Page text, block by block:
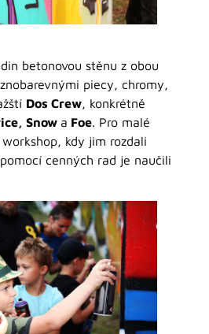
betonovou stěnu z obou
piecy, chromy,
Dos Crew, konkrétně
Snow a Foe. Pro malé
kdy jim rozdali
cenných rad je naučili